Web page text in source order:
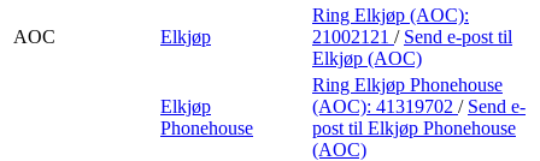
AOC Elkjøp
Ring Elkjøp (AOC):
21002121 / Send e-post til
Elkjøp (AOC)
Elkjøp
Phonehouse
Ring Elkjøp Phonehouse
(AOC): 41319702 / Send e-
post til Elkjøp Phonehouse
(AOC)